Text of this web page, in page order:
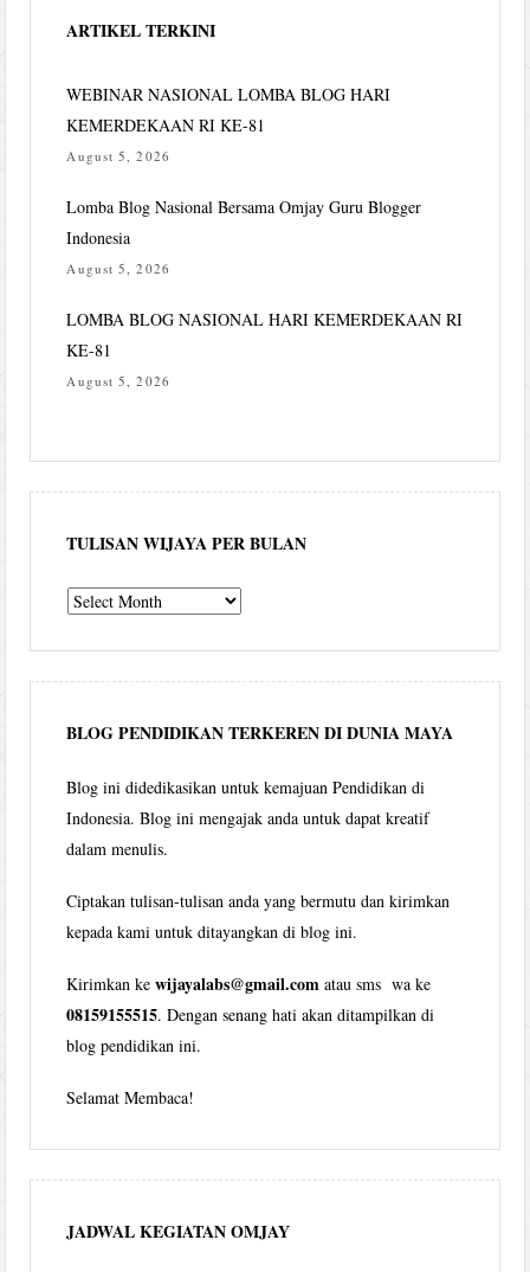
ARTIKEL TERKINI
WEBINAR NASIONAL LOMBA BLOG HARI
KEMERDEKAAN RI KE-81
August 5, 2026
Lomba Blog Nasional Bersama Omjay Guru Blogger
Indonesia
August 5, 2026
LOMBA BLOG NASIONAL HARI KEMERDEKAAN RI
KE-81
August 5, 2026
TULISAN WIJAYA PER BULAN
Tulisan
per
bulan
BLOG PENDIDIKAN TERKEREN DI DUNIA MAYA
Blog ini didedikasikan untuk kemajuan Pendidikan di
Indonesia. Blog ini mengajak anda untuk dapat kreatif
dalam menulis.
Ciptakan tulisan-tulisan anda yang bermutu dan kirimkan
kepada kami untuk ditayangkan di blog ini.
Kirimkan kewijayalabs@gmail.com atau sms wa ke
08159155515. Dengan senang hati akan ditampilkan di
blog pendidikan ini.
Selamat Membaca!
JADWAL KEGIATAN OMJAY